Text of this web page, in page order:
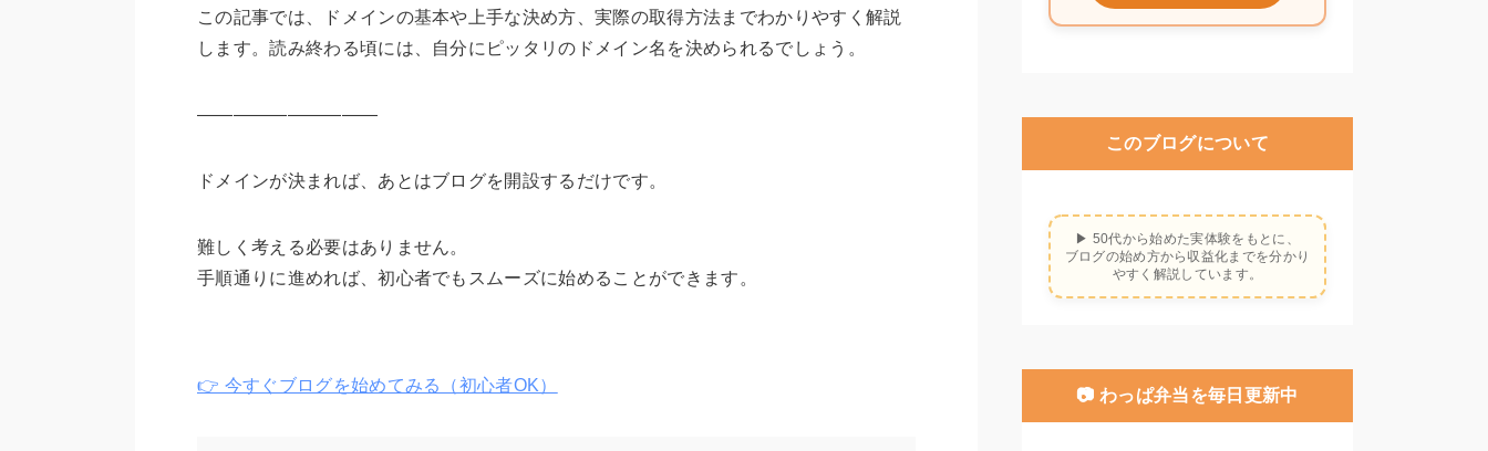
この記事では、ドメインの基本や上手な決め方、実際の取得方法までわかりやすく解説
します。読み終わる頃には、自分にピッタリのドメイン名を決められるでしょう。
――――――――――
ドメインが決まれば、あとはブログを開設するだけです。
難しく考える必要はありません。
手順通りに進めれば、初心者でもスムーズに始めることができます。
👉 今すぐブログを始めてみる（初心者OK）
このブログについて
▶ 50代から始めた実体験をもとに、
ブログの始め方から収益化までを分かり
やすく解説しています。
📷 わっぱ弁当を毎日更新中